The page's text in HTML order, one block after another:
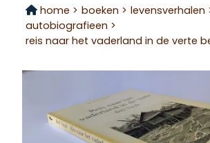
home > boeken > levensverhalen
autobiografieen >
reis naar het vaderland in de verte